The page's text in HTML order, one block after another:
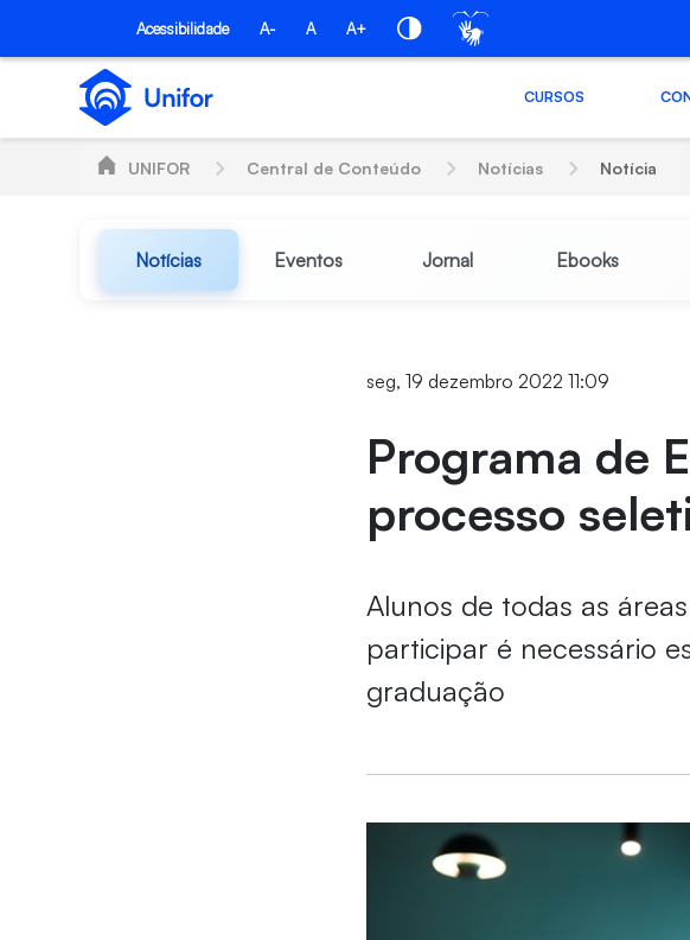
Pular para o Conteúdo principal
Acessibilidade A- A A+
CURSOS
UNIFOR Central de Conteúdo Notícias Notícia
Notícias Eventos Jornal Ebooks
seg, 19 dezembro 2022 11:09
Programa de
processo
Alunos de todas as
participar é necessário
graduação